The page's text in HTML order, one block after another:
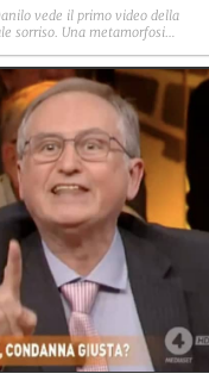
vede il primo video della
sorriso. Una metamorfosi